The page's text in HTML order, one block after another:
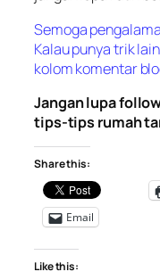
Semoga
Kalau punya trik
kolom komentar
Jangan lupa
tips-tips rumah
Share this:
Email
Like this: